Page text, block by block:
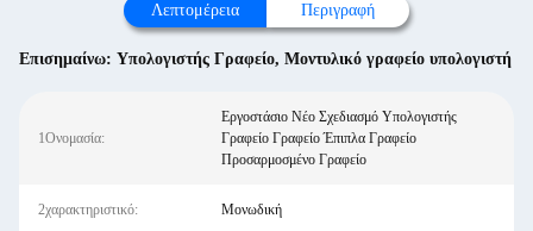
Λεπτομέρεια Περιγραφή
Επισημαίνω: Υπολογιστής Γραφείο, Μοντυλικό γραφείο υπολογιστή
1Ονομασία:
Εργοστάσιο Νέο Σχεδιασμό Υπολογιστής
Γραφείο Γραφείο Έπιπλα Γραφείο
Προσαρμοσμένο Γραφείο
2χαρακτηριστικό: Μονωδική